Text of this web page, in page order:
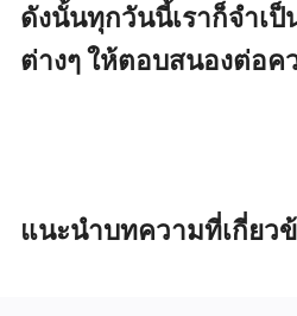
ดังนั้นทุกวันนี้เราก็จำเ
ต่างๆ ให้ตอบสนองต่อค
แนะนำบทความที่เกี่ยว